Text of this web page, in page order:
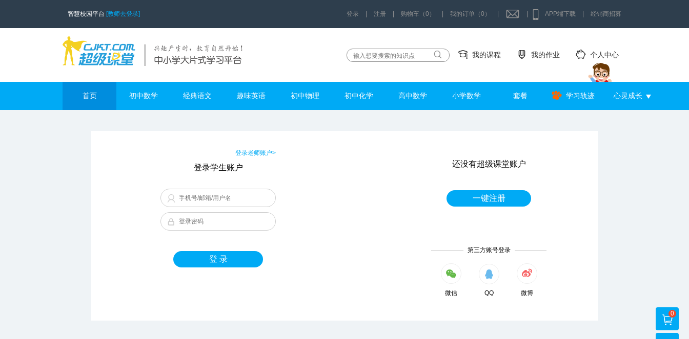
智慧校园平台 [教师去登录] 登录 注册 购物车（0） 我的订单（0） APP端下载 经销商招募
我的课程 我的作业 个人中心
首页 初中数学 经典语文 趣味英语 初中物理 初中化学 高中数学 小学数学 套餐 学习轨迹 心灵成长
登录老师账户>
登录学生账户
登 录
还没有超级课堂账户
一键注册
第三方账号登录
微信 QQ 微博
0